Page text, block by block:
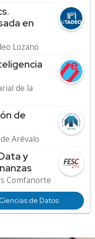
en
Lozano
de la
de
Arévalo
y
Comfanorte
de Datos